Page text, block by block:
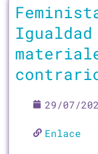
29/07/
Enlace